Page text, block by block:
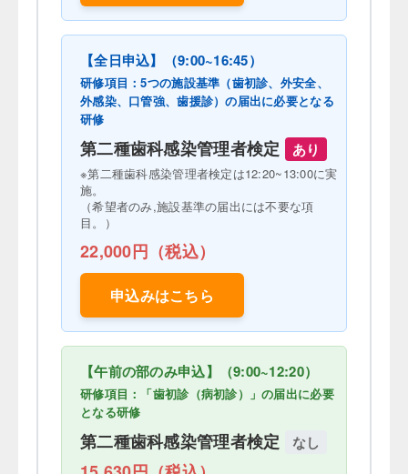
【全日申込】（9:00~16:45）
研修項目：5つの施設基準（歯初診、外安全、
外感染、口管強、歯援診）の届出に必要となる
研修
第二種歯科感染管理者検定 あり
※第二種歯科感染管理者検定は12:20~13:00に実
施。
（希望者のみ,施設基準の届出には不要な項
目。）
22,000円（税込）
申込みはこちら
【午前の部のみ申込】（9:00~12:20）
研修項目：「歯初診（病初診）」の届出に必要
となる研修
第二種歯科感染管理者検定 なし